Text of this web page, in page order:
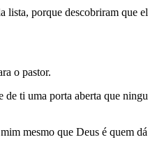
porque descobriram que
o pastor.
ti uma porta aberta que
mesmo que Deus é quem